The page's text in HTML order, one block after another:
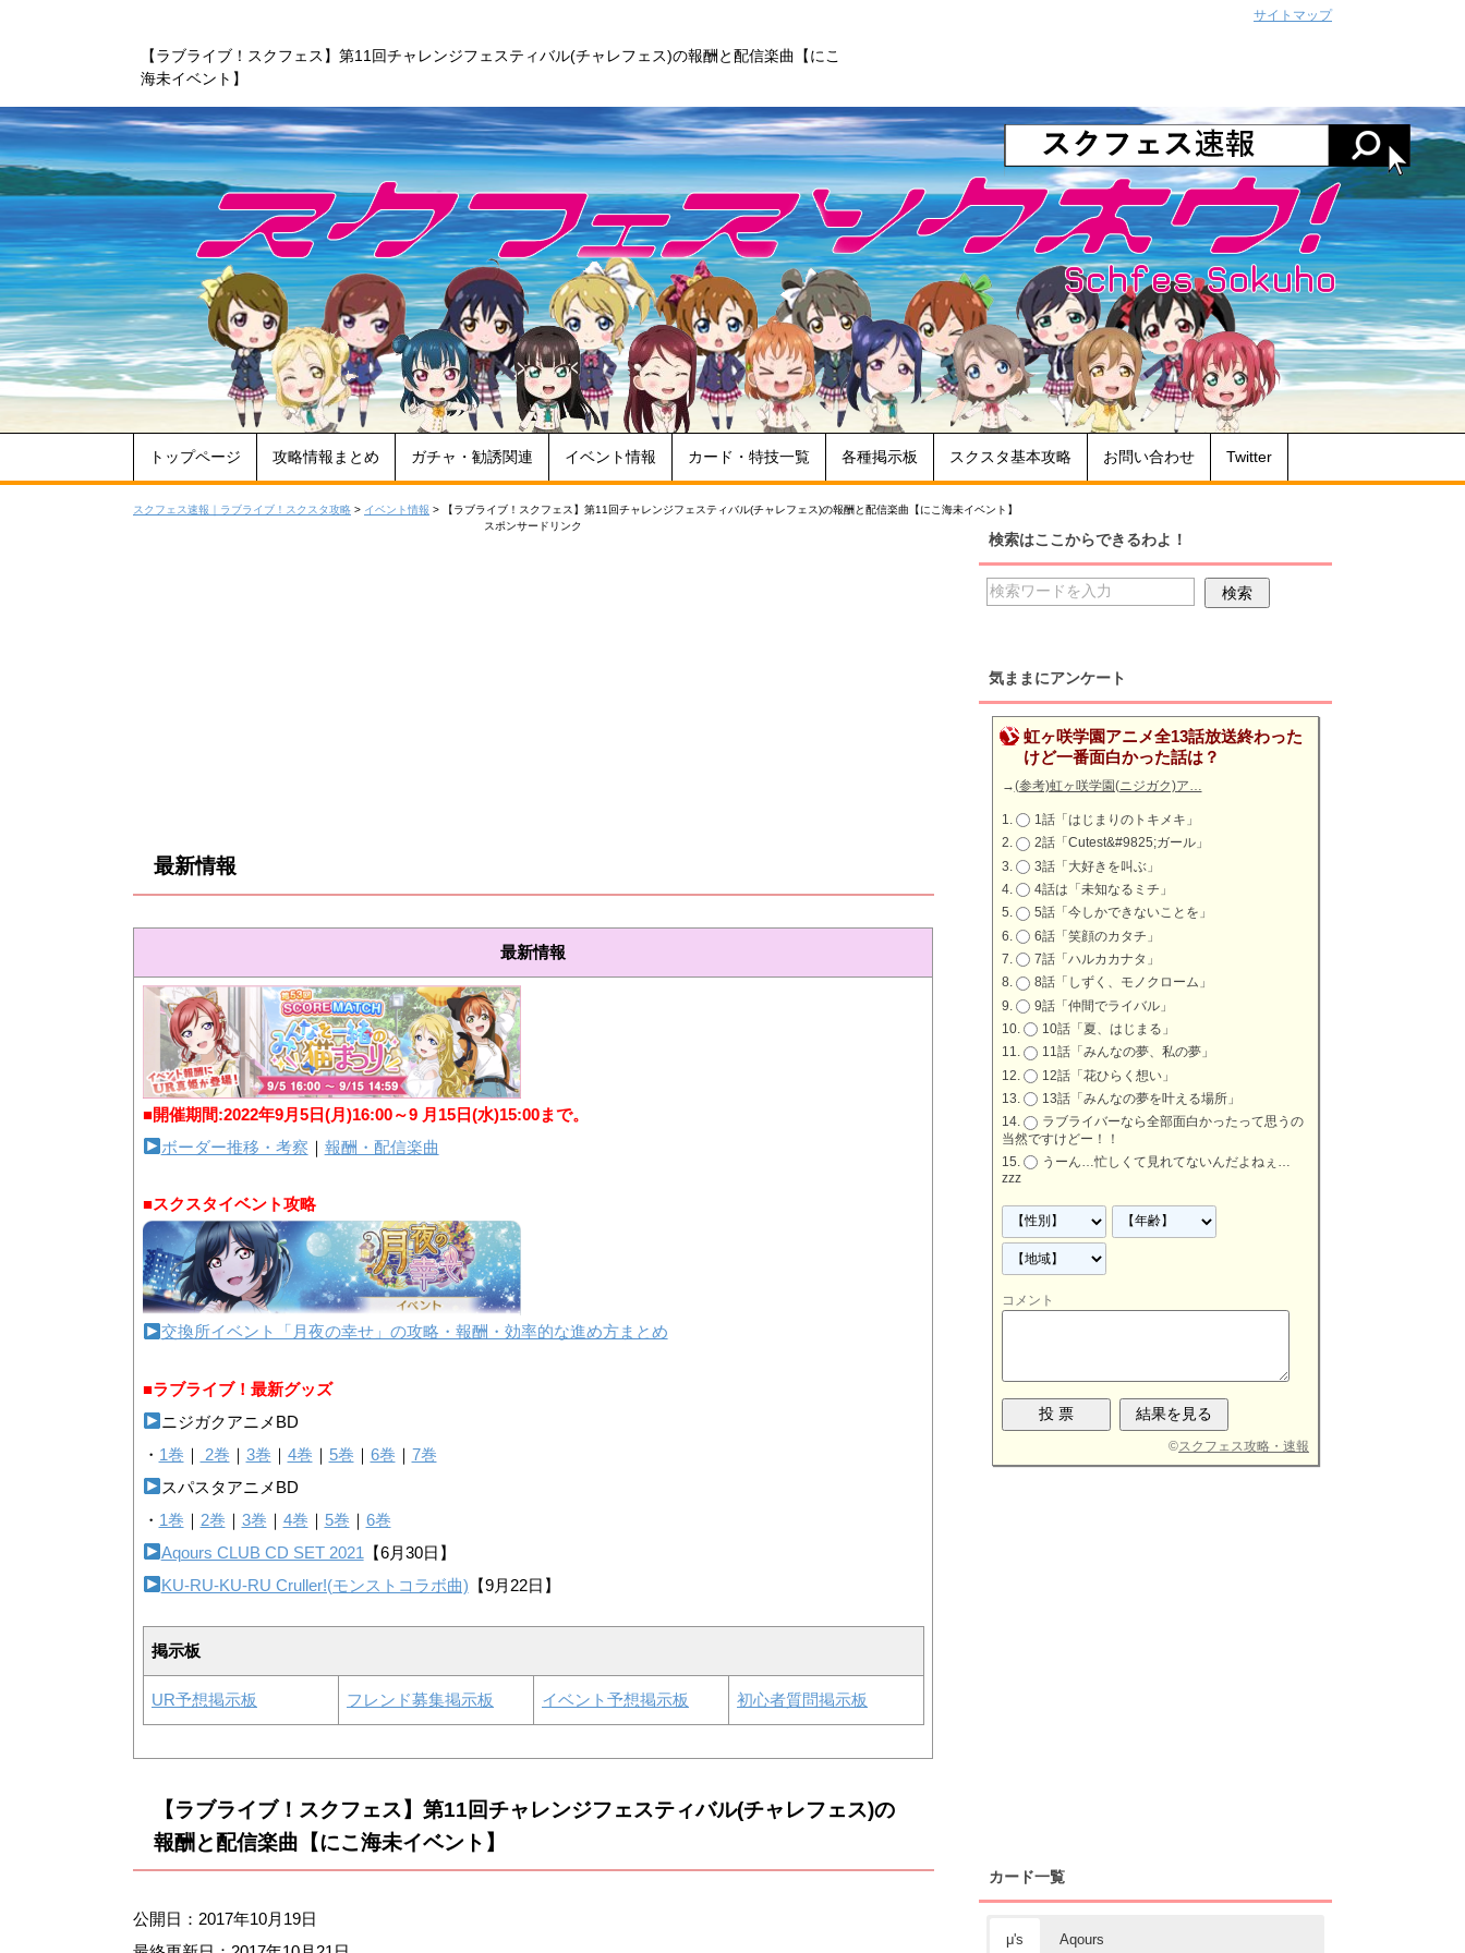
【ラブライブ！スクフェス】第11回チャレンジフェスティバル(チャレフェス)の報酬と配信楽曲【にこ
海未イベント】
トップページ 攻略情報まとめ ガチャ・勧誘関連 イベント情報 カード・特技一覧 各種掲示板 スクスタ基本攻略 お問い合わせ Twitter
スクフェス速報｜ラブライブ！スクスタ攻略 > イベント情報 >
【ラブライブ！スクフェス】第11回チャレンジフェスティバル(チャレフェス)の報酬と配信楽曲【にこ海未イベント】
スポンサードリンク
最新情報
最新情報
■開催期間:2022年9月5日(月)16:00～9 月15日(水)15:00まで。
ボーダー推移・考察 ｜ 報酬・配信楽曲
■スクスタイベント攻略
交換所イベント「月夜の幸せ」の攻略・報酬・効率的な進め方まとめ
■ラブライブ！最新グッズ
ニジガクアニメBD
・ 1巻 ｜ 2巻 ｜ 3巻 ｜ 4巻 ｜ 5巻 ｜ 6巻 ｜ 7巻
スパスタアニメBD
・ 1巻 ｜ 2巻 ｜ 3巻 ｜ 4巻 ｜ 5巻 ｜ 6巻
Aqours CLUB CD SET 2021 【6月30日】
KU-RU-KU-RU Cruller!(モンストコラボ曲) 【9月22日】
掲示板
UR予想掲示板 フレンド募集掲示板 イベント予想掲示板 初心者質問掲示板
【ラブライブ！スクフェス】第11回チャレンジフェスティバル(チャレフェス)の
報酬と配信楽曲【にこ海未イベント】
公開日：2017年10月19日
検索はここからできるわよ！
気ままにアンケート
虹ヶ咲学園アニメ全13話放送終わった
けど一番面白かった話は？
→(参考)虹ヶ咲学園(ニジガク)ア…
1話「はじまりのトキメキ」
2話「Cutest&#9825;ガール」
3話「大好きを叫ぶ」
4話は「未知なるミチ」
5話「今しかできないことを」
6話「笑顔のカタチ」
7話「ハルカカナタ」
8話「しずく、モノクローム」
9話「仲間でライバル」
10話「夏、はじまる」
11話「みんなの夢、私の夢」
12話「花ひらく想い」
13話「みんなの夢を叶える場所」
ラブライバーなら全部面白かったって思うの
当然ですけどー！！
うーん…忙しくて見れてないんだよねぇ…
zzz
コメント
©スクフェス攻略・速報
カード一覧
μ's Aqours
サイトマップ